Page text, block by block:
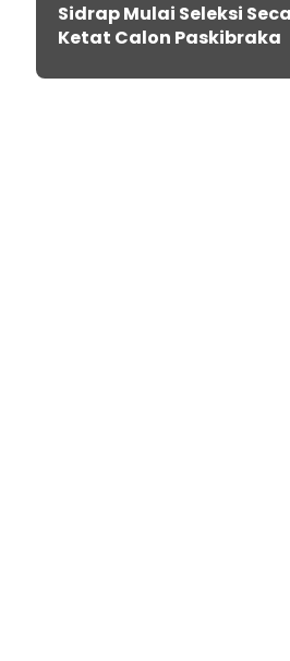
Sidrap Mulai Seleksi
Ketat Calon Paskibraka